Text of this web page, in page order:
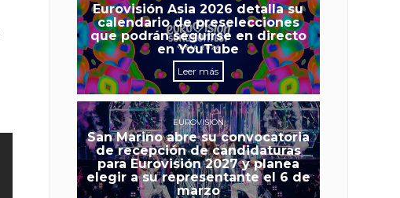
Eurovisión Asia 2026 detalla su
calendario de preselecciones
que podrán seguirse en directo
en YouTube
Leer más
EUROVISIÓN
San Marino abre su convocatoria
de recepción de candidaturas
para Eurovisión 2027 y planea
elegir a su representante el 6 de
marzo